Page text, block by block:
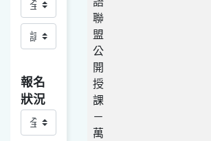
研習類別副
報名
狀況
聯
盟
公
開
授
課
－
萬